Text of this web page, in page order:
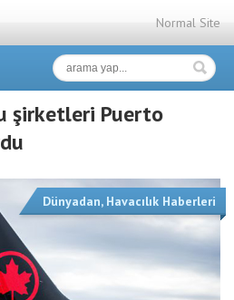
Normal Site
şirketleri Puerto
Dünyadan, Havacılık Haberleri